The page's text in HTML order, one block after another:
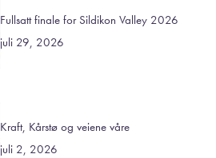
Fullsatt finale for Sildikon Valley 2026
juli 29, 2026
Kraft, Kårstø og veiene våre
juli 2, 2026